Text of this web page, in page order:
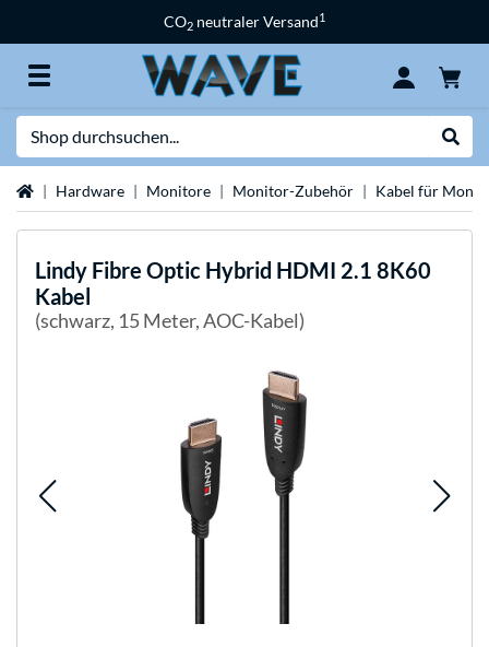
CO2 neutraler Versand1
StartseiteHardware Monitore Monitor-Zubehör Kabel für
Lindy Fibre Optic Hybrid HDMI 2.1 8K60
Kabel
(schwarz, 15 Meter, AOC-Kabel)